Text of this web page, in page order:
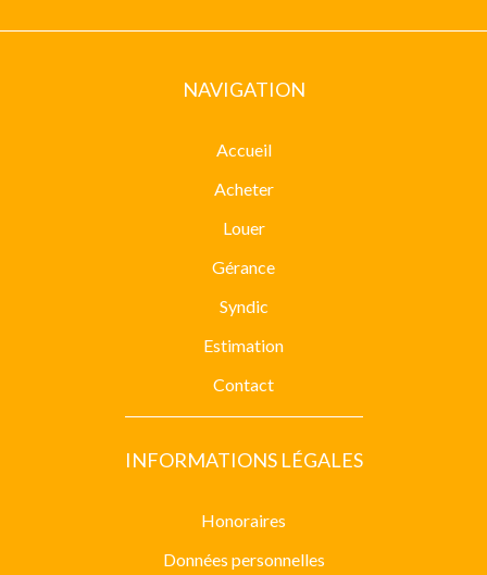
NAVIGATION
Accueil
Acheter
Louer
Gérance
Syndic
Estimation
Contact
INFORMATIONS LÉGALES
Honoraires
Données personnelles